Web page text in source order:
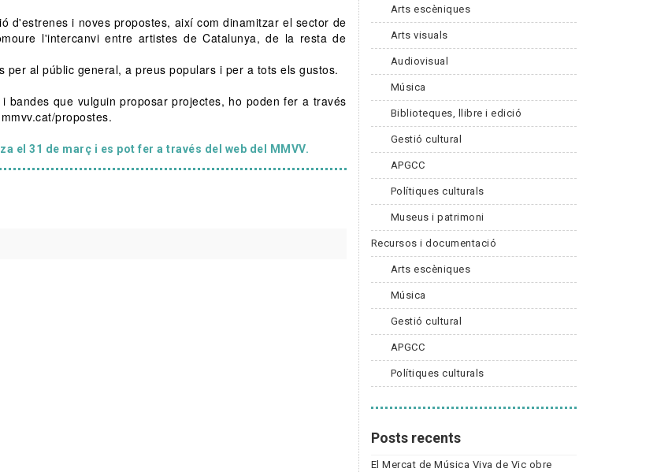
d'estrenes i noves propostes, així com dinamitzar el sector de
l'intercanvi entre artistes de Catalunya, de la resta de
al públic general, a preus populars i per a tots els gustos.
que vulguin proposar projectes, ho poden fer a través
propostes.
el 31 de març i es pot fer a través del web del MMVV.
Arts escèniques
Arts visuals
Audiovisual
Música
Biblioteques, llibre i edició
Gestió cultural
APGCC
Polítiques culturals
Museus i patrimoni
Recursos i documentació
Arts escèniques
Música
Gestió cultural
APGCC
Polítiques culturals
Posts recents
El Mercat de Música Viva de Vic obre